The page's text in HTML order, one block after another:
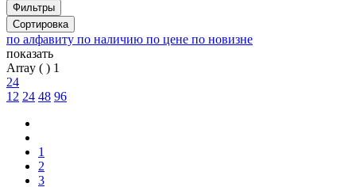
Фильтры
Сортировка
по алфавиту по наличию по цене по новизне
показать
Array ( ) 1
24
12 24 48 96
1
2
3